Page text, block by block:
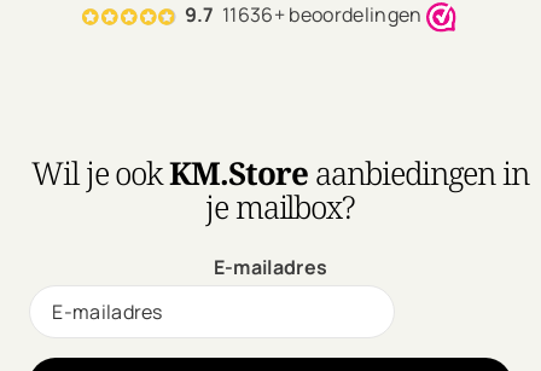
9.7 11636+ beoordelingen
Wil je ookKM.Storeaanbiedingen in
je mailbox?
E-mailadres